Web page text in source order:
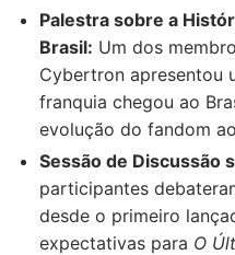
Palestra sobre a
Brasil: Um dos
Cybertron apresentou
franquia chegou ao
evolução do fandom
Sessão de Discussão
participantes
desde o primeiro
expectativas para O